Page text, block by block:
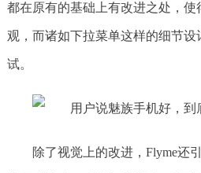
都在原有的基础上有改进之处，
观，而诸如下拉菜单这样的细节
试。
除了视觉上的改进，Flyme还